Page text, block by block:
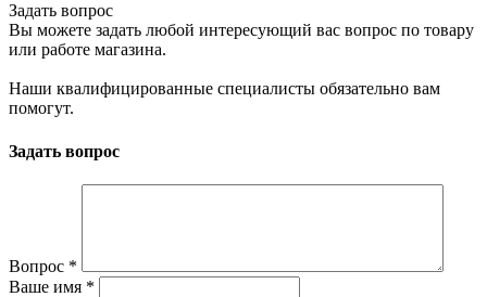
Задать вопрос
Вы можете задать любой интересующий вас вопрос по товару
или работе магазина.
Наши квалифицированные специалисты обязательно вам
помогут.
Задать вопрос
Вопрос *
Ваше имя *